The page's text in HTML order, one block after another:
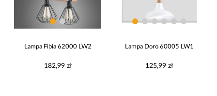
Lampa Fibia 62000 LW2
182,99 zł
Lampa Doro 60005 LW1
125,99 zł